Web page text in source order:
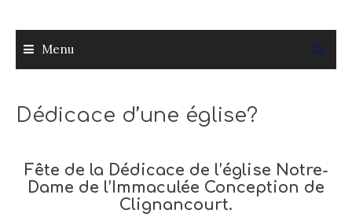
Menu
Dédicace d’une église?
Fête de la Dédicace de l’église Notre-
Dame de l’Immaculée Conception de
Clignancourt.